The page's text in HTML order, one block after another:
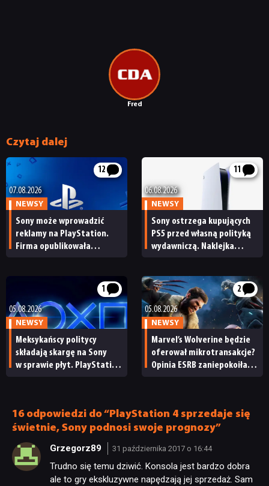
Fred
Czytaj dalej
12
07.08.2026
NEWSY
Sony może wprowadzić
reklamy na PlayStation.
Firma opublikowała
11
06.08.2026
NEWSY
Sony ostrzega kupujących
PS5 przed własną polityką
wydawniczą. Naklejka
1
05.08.2026
NEWSY
Meksykańscy politycy
składają skargę na Sony
w sprawie płyt. PlayStation
2
05.08.2026
NEWSY
Marvel’s Wolverine będzie
oferował mikrotransakcje?
Opinia ESRB zaniepokoiła
16 odpowiedzi do “PlayStation 4 sprzedaje się
świetnie, Sony podnosi swoje prognozy”
Grzegorz89 31 października 2017 o 16:44
Trudno się temu dziwić. Konsola jest bardzo dobra
ale to gry ekskluzywne napędzają jej sprzedaż. Sam